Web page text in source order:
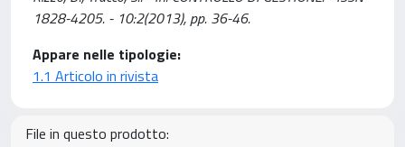
1828-4205. - 10:2(2013), pp. 36-46.
Appare nelle tipologie:
1.1 Articolo in rivista
File in questo prodotto: